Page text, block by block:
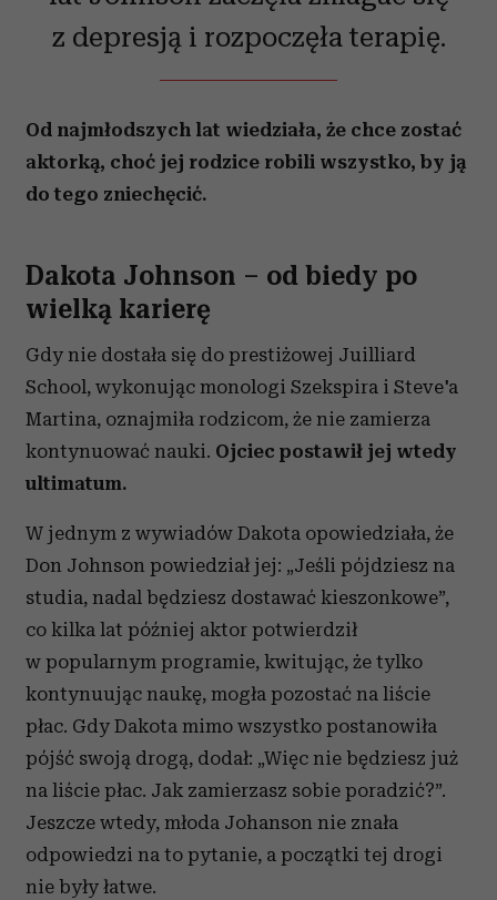
z depresją i rozpoczęła terapię.
Od najmłodszych lat wiedziała, że chce zostać
aktorką, choć jej rodzice robili wszystko, by ją
do tego zniechęcić.
Dakota Johnson – od biedy po
wielką karierę
Gdy nie dostała się do prestiżowej Juilliard
School, wykonując monologi Szekspira i Steve'a
Martina, oznajmiła rodzicom, że nie zamierza
kontynuować nauki. Ojciec postawił jej wtedy
ultimatum.
W jednym z wywiadów Dakota opowiedziała, że
Don Johnson powiedział jej: „Jeśli pójdziesz na
studia, nadal będziesz dostawać kieszonkowe”,
co kilka lat później aktor potwierdził
w popularnym programie, kwitując, że tylko
kontynuując naukę, mogła pozostać na liście
płac. Gdy Dakota mimo wszystko postanowiła
pójść swoją drogą, dodał: „Więc nie będziesz już
na liście płac. Jak zamierzasz sobie poradzić?”.
Jeszcze wtedy, młoda Johanson nie znała
odpowiedzi na to pytanie, a początki tej drogi
nie były łatwe.